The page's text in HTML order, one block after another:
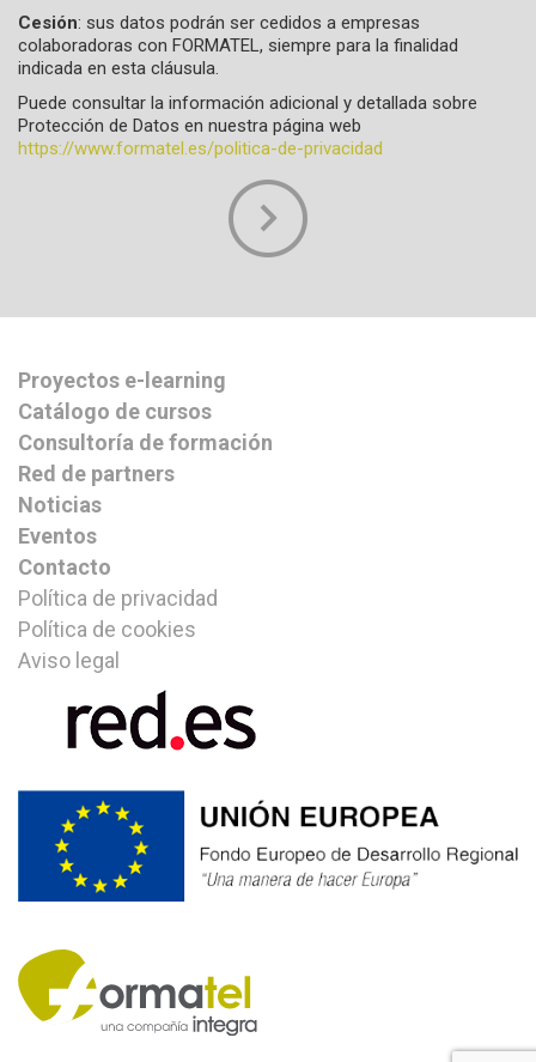
Cesión: sus datos podrán ser cedidos a empresas
colaboradoras con FORMATEL, siempre para la finalidad
indicada en esta cláusula.
Puede consultar la información adicional y detallada sobre
Protección de Datos en nuestra página web
https://www.formatel.es/politica-de-privacidad
Proyectos e-learning
Catálogo de cursos
Consultoría de formación
Red de partners
Noticias
Eventos
Contacto
Política de privacidad
Política de cookies
Aviso legal